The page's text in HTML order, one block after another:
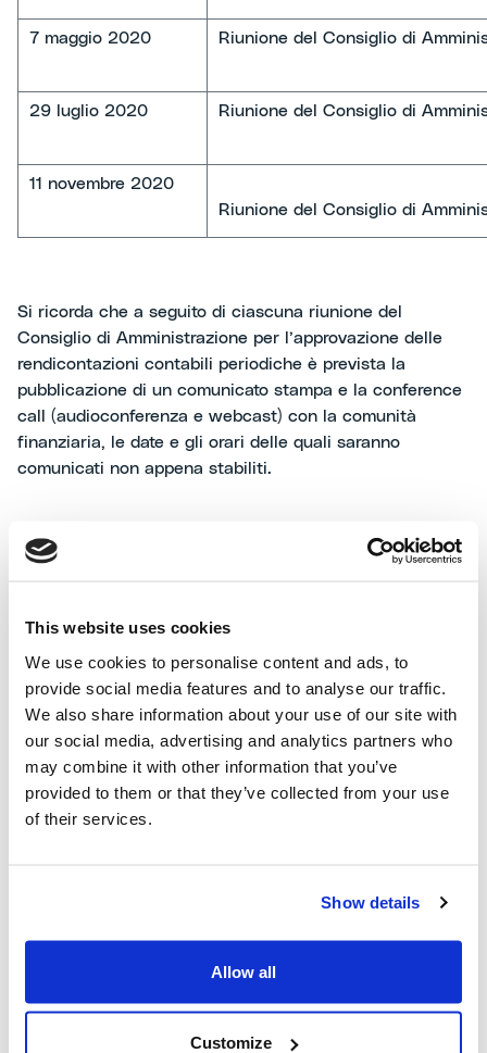
This website uses cookies
We use cookies to personalise content and ads, to
provide social media features and to analyse our traffic.
We also share information about your use of our site with
our social media, advertising and analytics partners who
may combine it with other information that you’ve
provided to them or that they’ve collected from your use
of their services.
Show details
Allow all
Customize
7 maggio 2020 Riunione del Consiglio di
29 luglio 2020 Riunione del Consiglio di
11 novembre 2020
Riunione del Consiglio di
Si ricorda che a seguito di ciascuna riunione del
Consiglio di Amministrazione per l’approvazione delle
rendicontazioni contabili periodiche è prevista la
pubblicazione di un comunicato stampa e la conference
call (audioconferenza e webcast) con la comunità
finanziaria, le date e gli orari delle quali saranno
comunicati non appena stabiliti.
Maire Tecnimont S.p.A., società quotata alla Borsa di
naturali (ingegneria impiantistica nel downstream oil &
gas, con competenze tecnologiche ed esecutive). Con la
propria controllata NextChem opera nel campo della
chimica verde e delle tecnologie a supporto della
transizione energetica. Il Gruppo Maire Tecnimont è
presente in circa 45 paesi, conta circa 50 società
operative e un organico di circa 6.500 dipendenti, oltre
a circa 3.000 professionisti della divisione elettro-
Public.affairs@mairetecnimont.it